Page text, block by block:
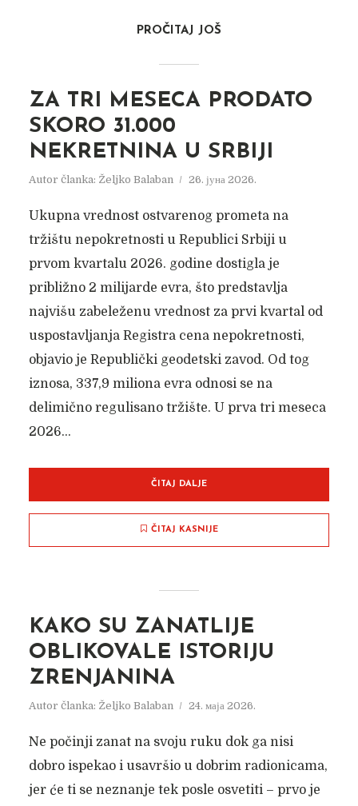
PROČITAJ JOŠ
ZA TRI MESECA PRODATO
SKORO 31.000
NEKRETNINA U SRBIJI
Autor članka: Željko Balaban 26. јуна 2026.
Ukupna vrednost ostvarenog prometa na
tržištu nepokretnosti u Republici Srbiji u
prvom kvartalu 2026. godine dostigla je
približno 2 milijarde evra, što predstavlja
najvišu zabeleženu vrednost za prvi kvartal od
uspostavljanja Registra cena nepokretnosti,
objavio je Republički geodetski zavod. Od tog
iznosa, 337,9 miliona evra odnosi se na
delimično regulisano tržište. U prva tri meseca
2026...
ČITAJ DALJE
ČITAJ KASNIJE
KAKO SU ZANATLIJE
OBLIKOVALE ISTORIJU
ZRENJANINA
Autor članka: Željko Balaban 24. маја 2026.
Ne počinji zanat na svoju ruku dok ga nisi
dobro ispekao i usavršio u dobrim radionicama,
jer će ti se neznanje tek posle osvetiti – prvo je